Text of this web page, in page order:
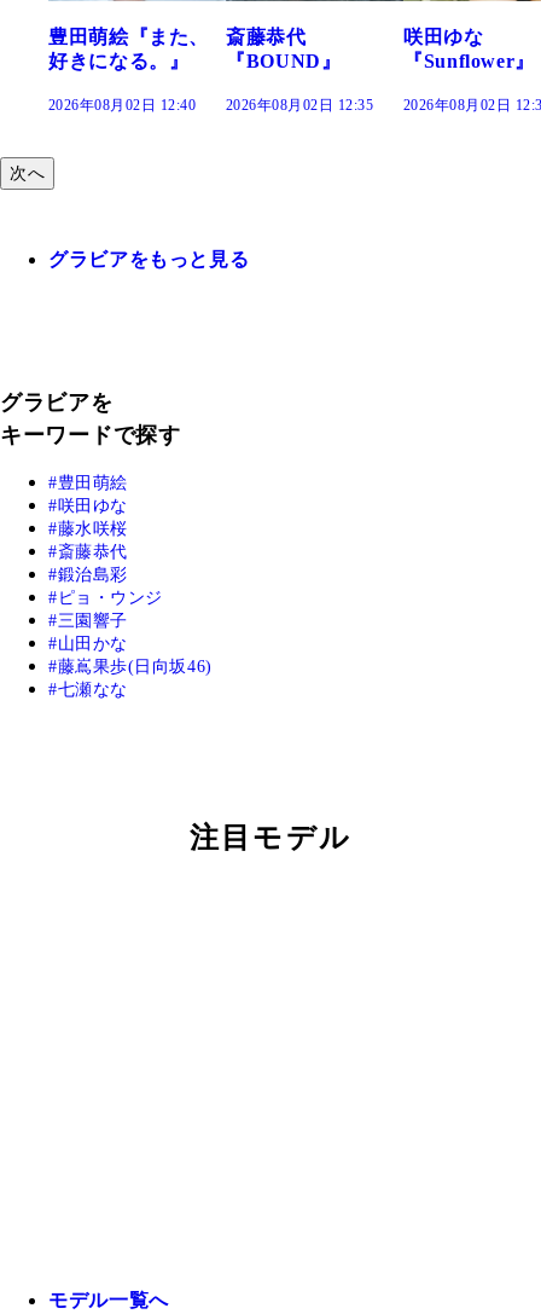
斎藤恭代
『BOUND』
2026年08月02日 12:35
咲田ゆな
『Sunflower』
2026年08月02日 12:30
藤水咲桜『花
だまり』
2026年08月02日
次へ
グラビアをもっと見る
グラビアを
キーワードで探す
豊田萌絵
咲田ゆな
藤水咲桜
斎藤恭代
鍛治島彩
ピョ・ウンジ
三園響子
山田かな
藤嶌果歩(日向坂46)
七瀬なな
注目モデル
モデル一覧へ